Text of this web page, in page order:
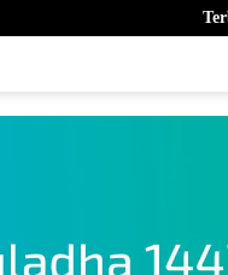
Terbukti Langgar